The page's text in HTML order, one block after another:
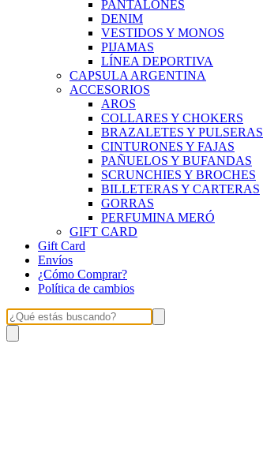
PANTALONES
DENIM
VESTIDOS Y MONOS
PIJAMAS
LÍNEA DEPORTIVA
CAPSULA ARGENTINA
ACCESORIOS
AROS
COLLARES Y CHOKERS
BRAZALETES Y PULSERAS
CINTURONES Y FAJAS
PAÑUELOS Y BUFANDAS
SCRUNCHIES Y BROCHES
BILLETERAS Y CARTERAS
GORRAS
PERFUMINA MERÓ
GIFT CARD
Gift Card
Envíos
¿Cómo Comprar?
Política de cambios